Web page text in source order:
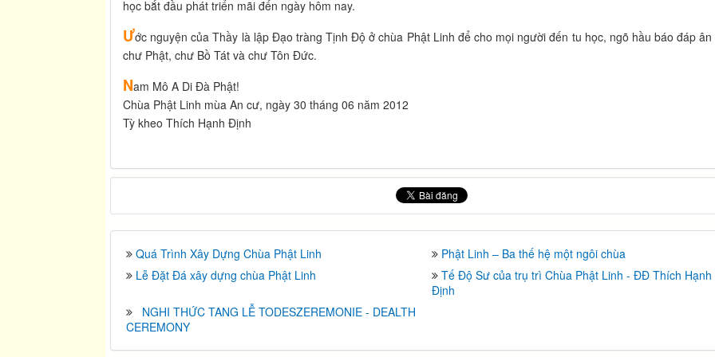
học bắt đầu phát triển mãi đến ngày hôm nay.
Ước nguyện của Thầy là lập Đạo tràng Tịnh Độ ở chùa Phật Linh để cho mọi người đến tu học, ngõ hầu báo đáp
chư Phật, chư Bồ Tát và chư Tôn Đức.
Nam Mô A Di Đà Phật!
Chùa Phật Linh mùa An cư, ngày 30 tháng 06 năm 2012
Tỳ kheo Thích Hạnh Định
Quá Trình Xây Dựng Chùa Phật Linh
Phật Linh – Ba thế hệ một ngôi chùa
Lễ Đặt Đá xây dựng chùa Phật Linh
Tế Độ Sư của trụ trì Chùa Phật Linh - ĐĐ Thích Hạnh
Định
NGHI THỨC TANG LỄ TODESZEREMONIE - DEALTH
CEREMONY